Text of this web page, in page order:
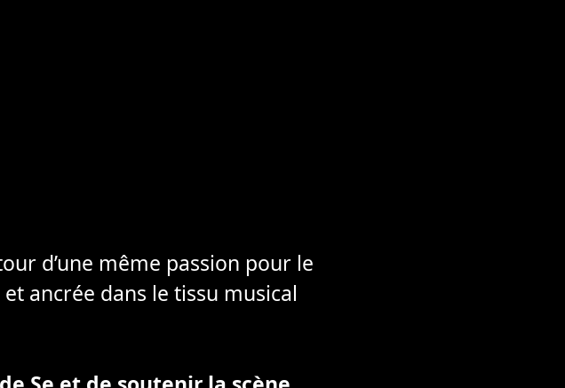
d’une même passion pour le
ancrée dans le tissu musical